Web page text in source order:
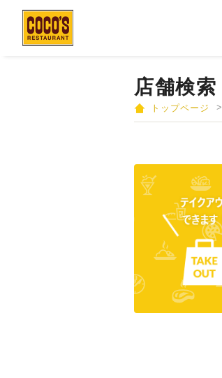
店舗検索
トップページ >